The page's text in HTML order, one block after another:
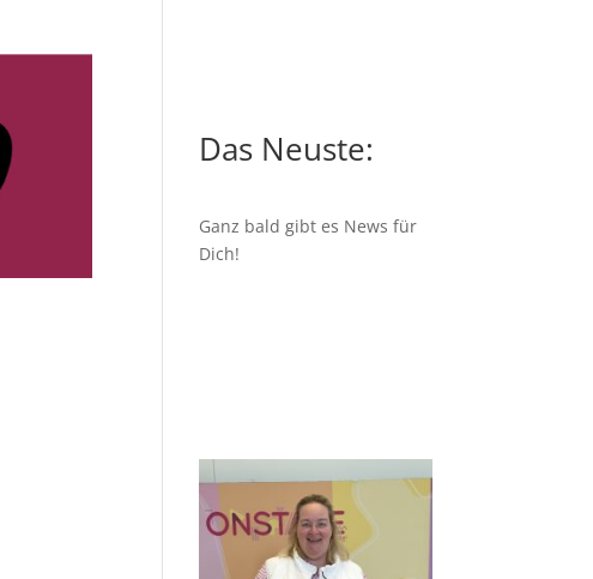
Das Neuste:
Ganz bald gibt es News für
Dich!